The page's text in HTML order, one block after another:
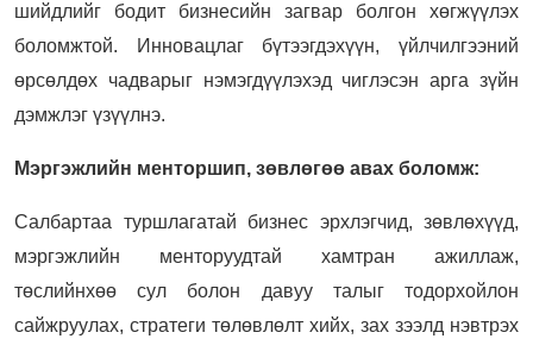
шийдлийг бодит бизнесийн загвар болгон хөгжүүлэх
боломжтой. Инновацлаг бүтээгдэхүүн, үйлчилгээний
өрсөлдөх чадварыг нэмэгдүүлэхэд чиглэсэн арга зүйн
дэмжлэг үзүүлнэ.
Мэргэжлийн менторшип, зөвлөгөө авах боломж:
Салбартаа туршлагатай бизнес эрхлэгчид, зөвлөхүүд,
мэргэжлийн менторуудтай хамтран ажиллаж,
төслийнхөө сул болон давуу талыг тодорхойлон
сайжруулах, стратеги төлөвлөлт хийх, зах зээлд нэвтрэх